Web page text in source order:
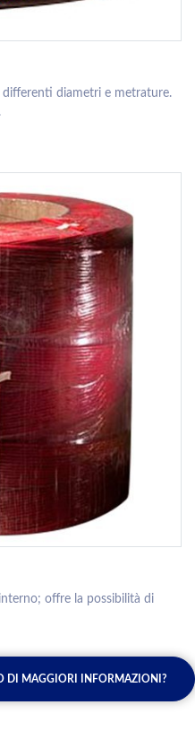
diametri e metrature.
offre la possibilità di
DI MAGGIORI INFORMAZIONI?